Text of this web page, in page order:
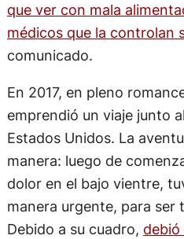
que ver con mala
médicos que la controlan
comunicado.
En 2017, en pleno
emprendió un viaje junto
Estados Unidos. La
manera: luego de
dolor en el bajo vientre,
manera urgente, para ser
Debido a su cuadro, debió